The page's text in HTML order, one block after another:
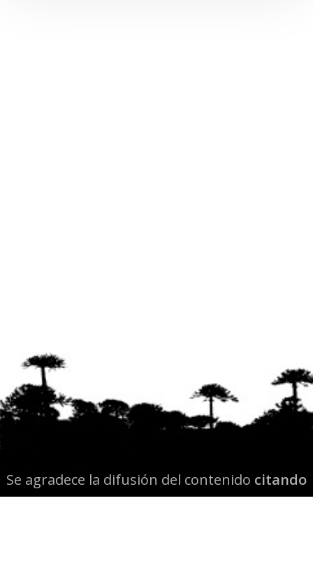
Se agradece la difusión del contenido citando
la fuente www.mapuexpress.org